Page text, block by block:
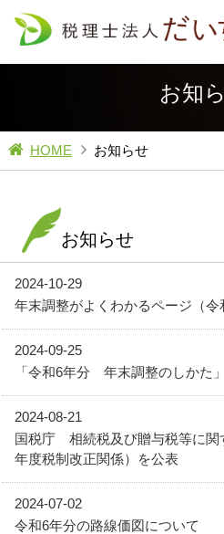
お知
HOME お知らせ
お知らせ
2024-10-29
年末調整がよくわかるページ（令
2024-09-25
「令和6年分 年末調整のしかた
2024-08-21
国税庁 相続税及び贈与税等に関
年度税制改正関係）を公表
2024-07-02
令和6年分の路線価図について